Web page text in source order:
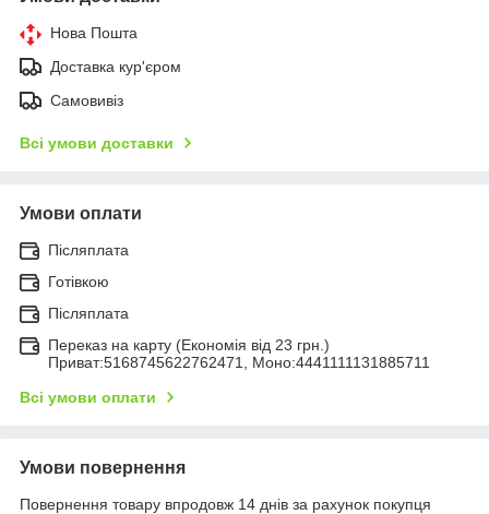
Нова Пошта
Доставка кур'єром
Самовивіз
Всі умови доставки
Умови оплати
Післяплата
Готівкою
Післяплата
Переказ на карту (Економія від 23 грн.)
Приват:5168745622762471, Моно:4441111131885711
Всі умови оплати
Умови повернення
Повернення товару впродовж 14 днів за рахунок покупця